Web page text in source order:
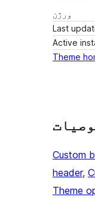
ورژن
Last
Active
Theme
Custom
header,
Theme